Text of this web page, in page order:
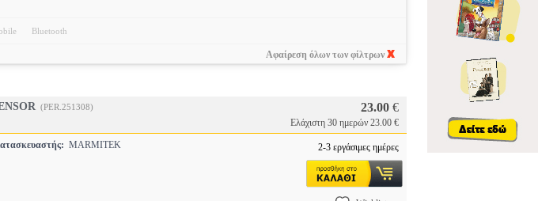
Bluetooth
Αφαίρεση όλων των φίλτρων
(PER.251308) 23.00 €
Ελάχιστη 30 ημερών 23.00 €
MARMITEK 2-3 εργάσιμες ημέρες